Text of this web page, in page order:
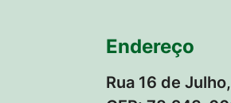
Endereço
Rua 16 de